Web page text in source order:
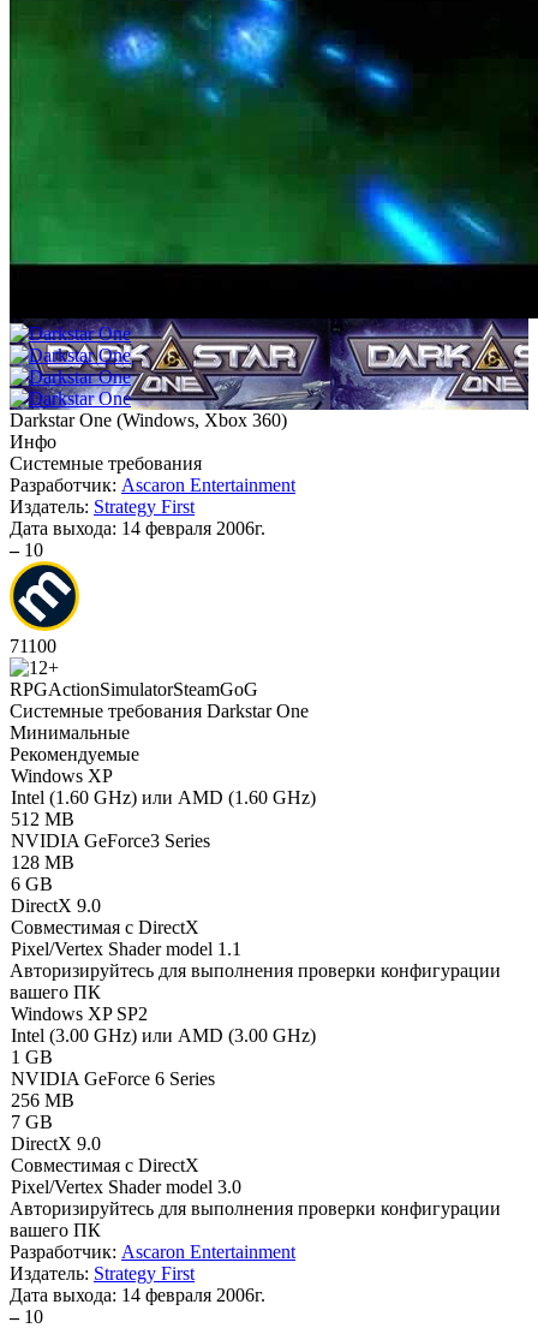
Darkstar One (Windows, Xbox 360)
Инфо
Системные требования
Разработчик: Ascaron Entertainment
Издатель: Strategy First
Дата выхода: 14 февраля 2006г.
– 10
71100
RPGActionSimulatorSteamGoG
Системные требования Darkstar One
Минимальные
Рекомендуемые
Windows XP
Intel (1.60 GHz) или AMD (1.60 GHz)
512 MB
NVIDIA GeForce3 Series
128 MB
6 GB
DirectX 9.0
Совместимая с DirectX
Pixel/Vertex Shader model 1.1
Авторизируйтесь для выполнения проверки конфигурации
вашего ПК
Windows XP SP2
Intel (3.00 GHz) или AMD (3.00 GHz)
1 GB
NVIDIA GeForce 6 Series
256 MB
7 GB
DirectX 9.0
Совместимая с DirectX
Pixel/Vertex Shader model 3.0
Авторизируйтесь для выполнения проверки конфигурации
вашего ПК
Разработчик: Ascaron Entertainment
Издатель: Strategy First
Дата выхода: 14 февраля 2006г.
– 10